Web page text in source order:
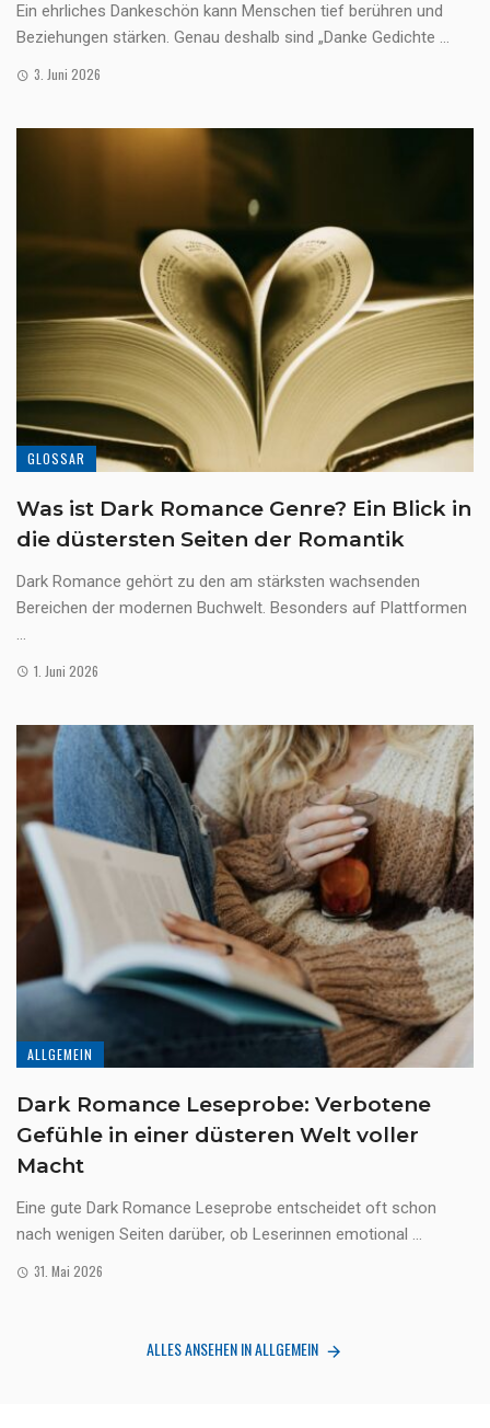
Ein ehrliches Dankeschön kann Menschen tief berühren und
Beziehungen stärken. Genau deshalb sind „Danke Gedichte ...
3. Juni 2026
GLOSSAR
Was ist Dark Romance Genre? Ein Blick in
die düstersten Seiten der Romantik
Dark Romance gehört zu den am stärksten wachsenden
Bereichen der modernen Buchwelt. Besonders auf Plattformen
...
1. Juni 2026
ALLGEMEIN
Dark Romance Leseprobe: Verbotene
Gefühle in einer düsteren Welt voller
Macht
Eine gute Dark Romance Leseprobe entscheidet oft schon
nach wenigen Seiten darüber, ob Leserinnen emotional ...
31. Mai 2026
ALLES ANSEHEN IN ALLGEMEIN